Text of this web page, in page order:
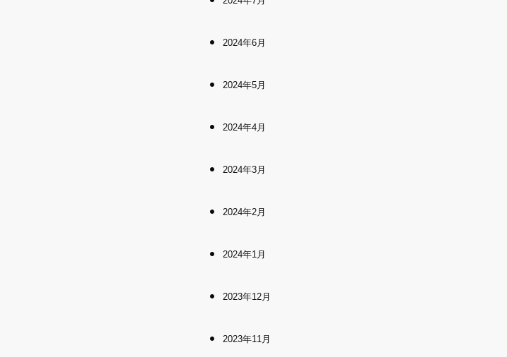
2024年6月
2024年5月
2024年4月
2024年3月
2024年2月
2024年1月
2023年12月
2023年11月